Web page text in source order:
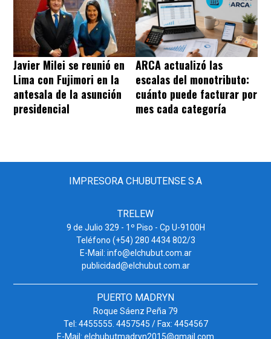
Javier Milei se reunió en
Lima con Fujimori en la
antesala de la asunción
presidencial
ARCA actualizó las
escalas del monotributo:
cuánto puede facturar por
mes cada categoría
IMPRESORA CHUBUTENSE S.A
TRELEW
9 de Julio 329 - 1º Piso - Cp U-9100H
Teléfono (+54) 280 4434 802/3
E-Mail: info@elchubut.com.ar
publicidad@elchubut.com.ar
PUERTO MADRYN
Roque Sáenz Peña 79
Tel: 4455555. 4457545 / Fax: 4454567
E-Mail: elchubutmadryn2015@gmail.com